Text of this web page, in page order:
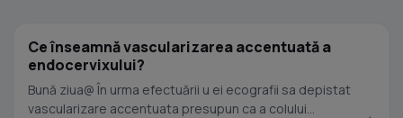
Ce înseamnă vascularizarea accentuată a
endocervixului?
Bună ziua@ În urma efectuării u ei ecografii sa depistat
vascularizare accentuata presupun ca a colului